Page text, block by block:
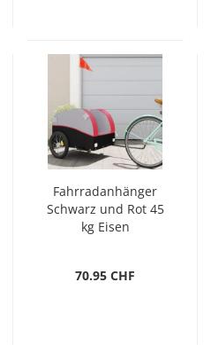
Fahrradanhänger
Schwarz und Rot 45
kg Eisen
70.95 CHF